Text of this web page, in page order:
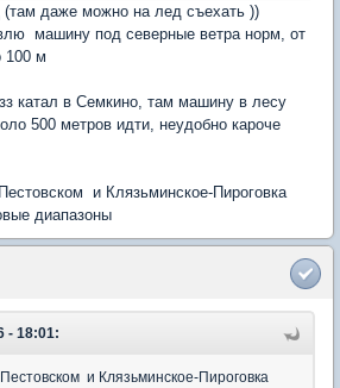
(там даже можно на лед съехать ))
машину под северные ветра норм, от
100 м
катал в Семкино, там машину в лесу
500 метров идти, неудобно кароче
и Клязьминское-Пироговка
диапазоны
- 18:01:
и Клязьминское-Пироговка